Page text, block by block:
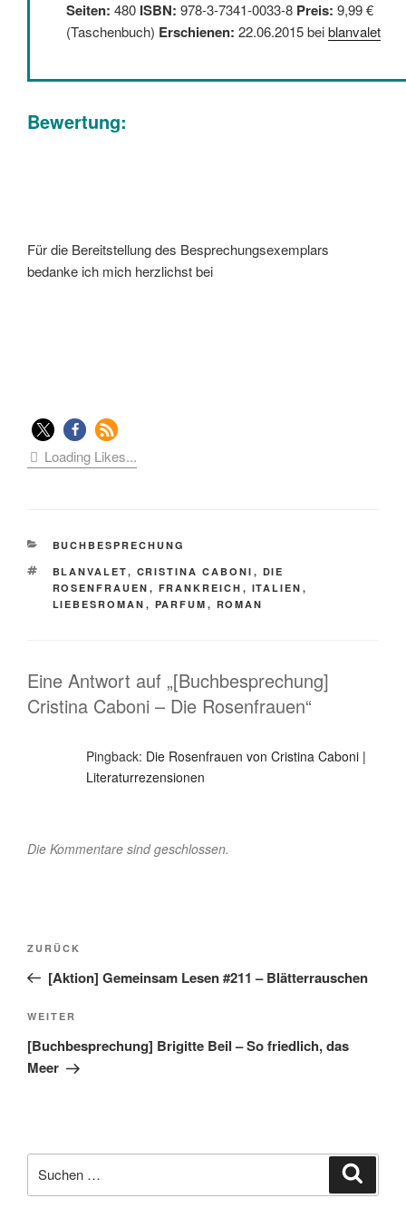
Seiten: 480 ISBN: 978-3-7341-0033-8 Preis: 9,99 €
(Taschenbuch) Erschienen: 22.06.2015 beiblanvalet
Bewertung:
Für die Bereitstellung des Besprechungsexemplars
bedanke ich mich herzlichst bei
Loading Likes...
KATEGORIEN
BUCHBESPRECHUNG
SCHLAGWÖRTER
BLANVALET, CRISTINA CABONI , DIE
ROSENFRAUEN , FRANKREICH , ITALIEN ,
LIEBESROMAN , PARFUM , ROMAN
Eine Antwort auf „[Buchbesprechung]
Cristina Caboni – Die Rosenfrauen“
Pingback: Die Rosenfrauen von Cristina Caboni |
Literaturrezensionen
Die Kommentare sind geschlossen.
Beitragsnavigation
Vorheriger
Beitrag
ZURÜCK
[Aktion] Gemeinsam Lesen #211 – Blätterrauschen
Nächster
Beitrag
WEITER
[Buchbesprechung] Brigitte Beil – So friedlich, das
Meer
nach: